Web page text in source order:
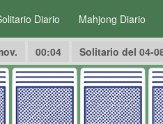
Diario Mahjong Diario
00:04 Solitario del 04-